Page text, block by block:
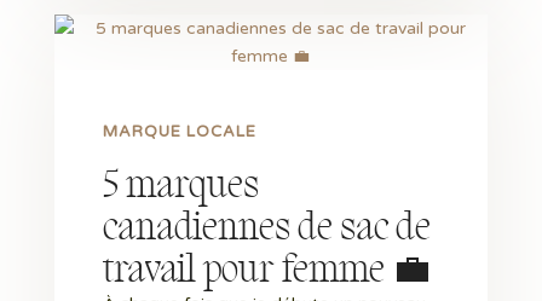
5 marques
canadiennes de sac de
travail pour femme 💼
MARQUE LOCALE